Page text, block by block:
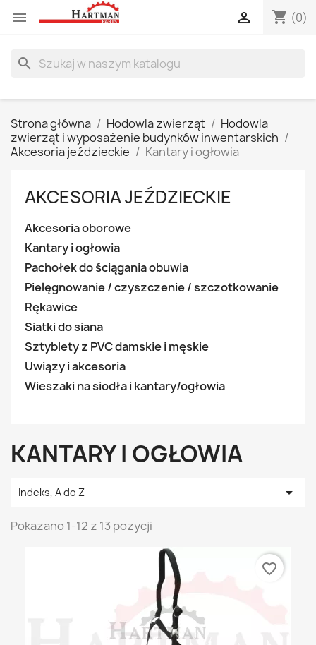
 shopping_cart (0)

search
Strona główna Hodowla zwierząt
Hodowla
zwierząt i wyposażenie budynków inwentarskich
Akcesoria jeździeckie
Kantary i ogłowia
AKCESORIA JEŹDZIECKIE
Akcesoria oborowe
Kantary i ogłowia
Pachołek do ściągania obuwia
Pielęgnowanie / czyszczenie / szczotkowanie
Rękawice
Siatki do siana
Sztyblety z PVC damskie i męskie
Uwiązy i akcesoria
Wieszaki na siodła i kantary/ogłowia
KANTARY I OGŁOWIA
Indeks, A do Z 
Pokazano 1-12 z 13 pozycji
favorite_border